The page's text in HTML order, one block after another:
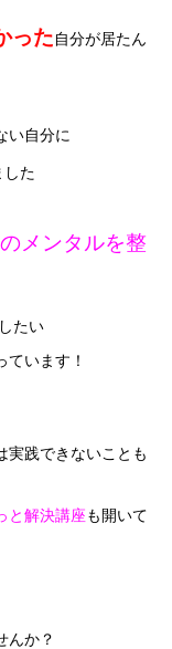
った自分が居たん
い自分に
した
メンタルを整
たい
います！
実践できないことも
と解決講座も開いて
んか？